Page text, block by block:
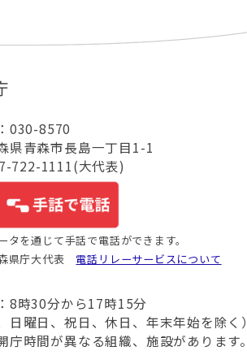
030-8570
県青森市長島一丁目1-1
722-1111(大代表)
タを通じて手話で電話ができます。
県庁大代表 電話リレーサービスについて
8時30分から17時15分
日曜日、祝日、休日、年末年始を除く
庁時間が異なる組織、施設があります